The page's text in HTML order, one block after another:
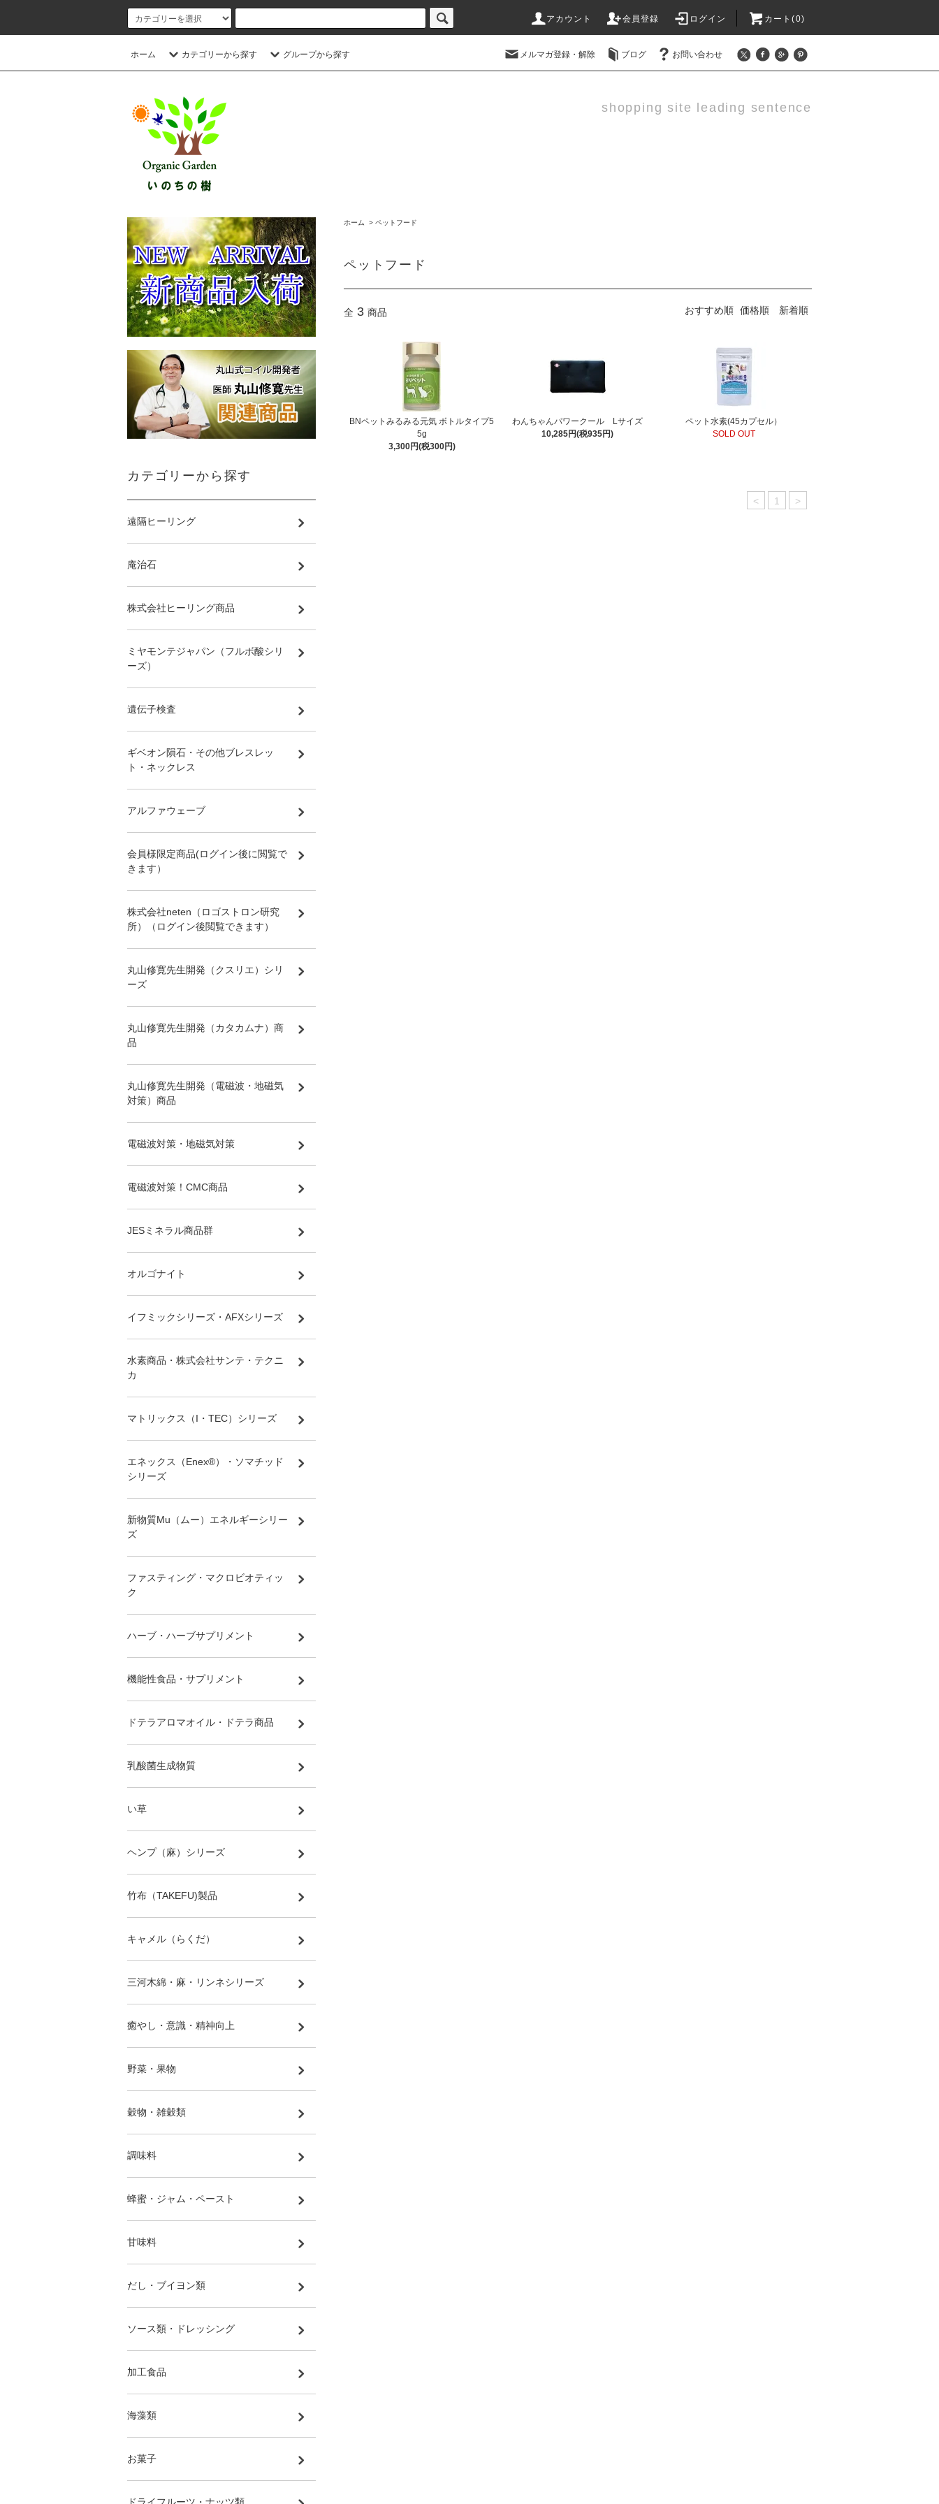
アカウント 会員登録 ログイン カート(0)
ホーム カテゴリーから探す グループから探す メルマガ登録・解除 ブログ お問い合わせ
shopping site leading sentence
ホーム > ペットフード
ペットフード
全 3 商品 おすすめ順 価格順 新着順
BNペットみるみる元気 ボトルタイプ5
5g
3,300円(税300円)
わんちゃんパワークール Lサイズ
10,285円(税935円)
ペット水素(45カプセル）
SOLD OUT
< 1 >
カテゴリーから探す
遠隔ヒーリング
庵治石
株式会社ヒーリング商品
ミヤモンテジャパン（フルボ酸シリ
ーズ）
遺伝子検査
ギベオン隕石・その他ブレスレッ
ト・ネックレス
アルファウェーブ
会員様限定商品(ログイン後に閲覧で
きます）
株式会社neten（ロゴストロン研究
所）（ログイン後閲覧できます）
丸山修寛先生開発（クスリエ）シリ
ーズ
丸山修寛先生開発（カタカムナ）商
品
丸山修寛先生開発（電磁波・地磁気
対策）商品
電磁波対策・地磁気対策
電磁波対策！CMC商品
JESミネラル商品群
オルゴナイト
イフミックシリーズ・AFXシリーズ
水素商品・株式会社サンテ・テクニ
カ
マトリックス（I・TEC）シリーズ
エネックス（Enex®）・ソマチッド
シリーズ
新物質Mu（ムー）エネルギーシリー
ズ
ファスティング・マクロビオティッ
ク
ハーブ・ハーブサプリメント
機能性食品・サプリメント
ドテラアロマオイル・ドテラ商品
乳酸菌生成物質
い草
ヘンプ（麻）シリーズ
竹布（TAKEFU)製品
キャメル（らくだ）
三河木綿・麻・リンネシリーズ
癒やし・意識・精神向上
野菜・果物
穀物・雑穀類
調味料
蜂蜜・ジャム・ペースト
甘味料
だし・ブイヨン類
ソース類・ドレッシング
加工食品
海藻類
お菓子